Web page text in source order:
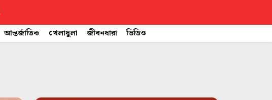
আন্তর্জাতিক খেলাধুলা জীবনধারা ভিডিও